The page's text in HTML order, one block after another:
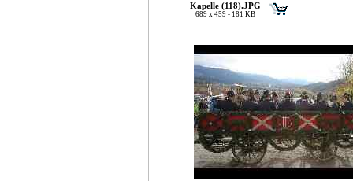
Kapelle (118).JPG
689 x 459 - 181 KB